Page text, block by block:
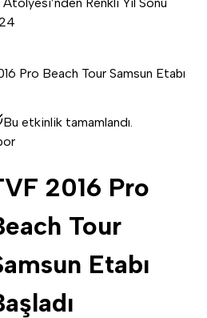
Pro Beach Tour Samsun Etabı
Bu etkinlik tamamlandı.
2016 Pro
Tour
Etabı